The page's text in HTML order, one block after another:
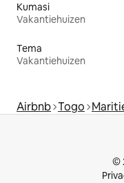
Kumasi
Vakantiehuizen
Tema
Vakantiehuizen
Airbnb Togo
©